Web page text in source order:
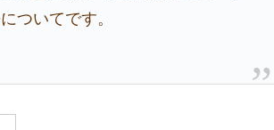
ついてです。